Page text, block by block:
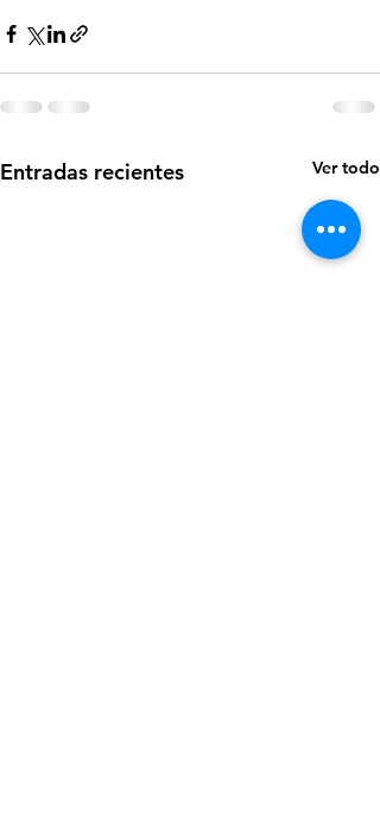
Entradas recientes Ver todo